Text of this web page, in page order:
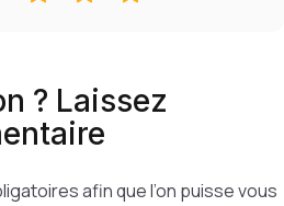
? Laissez
afin que l’on puisse vous